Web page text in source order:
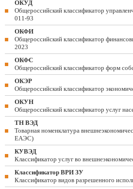
ОКУД
Общероссийский классификатор
011-93
ОКФИ
Общероссийский классификатор
2023
ОКФС
Общероссийский классификатор форм
ОКЭР
Общероссийский классификатор
ОКУН
Общероссийский классификатор услуг
ТН ВЭД
Товарная номенклатура
ЕАЭС)
КУВЭД
Классификатор услуг во
Классификатор ВРИ ЗУ
Классификатор видов разрешенного